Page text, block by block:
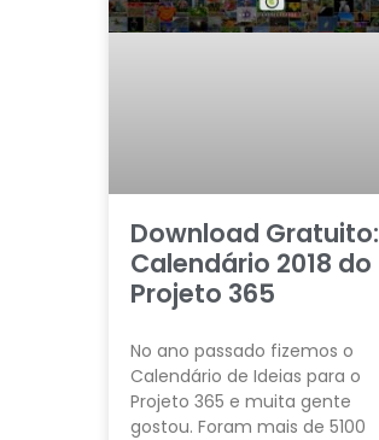
Download Gratuito:
Calendário 2018 do
Projeto 365
No ano passado fizemos o
Calendário de Ideias para o
Projeto 365 e muita gente
gostou. Foram mais de 5100